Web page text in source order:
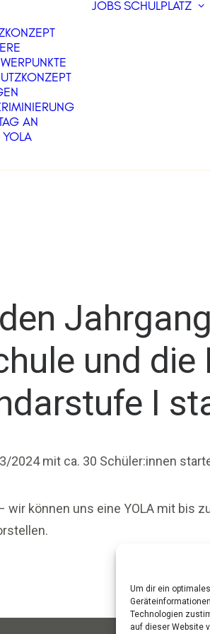
Um dir ein
Technologien
auf dieser Website
AN
YOLA
JOBSSCHULPLATZ
und die
I
2024 mit ca. 30 Schüler:innen
können uns eine YOLA mit bis